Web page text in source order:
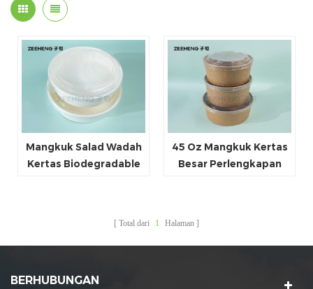
Mangkuk Salad Wadah
Kertas Biodegradable
45 Oz Mangkuk Kertas
Besar Perlengkapan
Panas & Dingin China
Total dari 1 Halaman
BERHUBUNGAN